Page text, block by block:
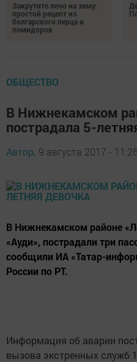
Закрутите лечо на зиму:
простой рецепт из
болгарского перца и
помидоров
ОБЩЕСТВО
В Нижнекамском
пострадала 5-
Автор, 9 августа 2017 - 11:26
В Нижнекамском районе
«Ауди», пострадали три
сообщили ИА «Татар-
России по РТ.
Информация об аварии
вызова экстренных служб